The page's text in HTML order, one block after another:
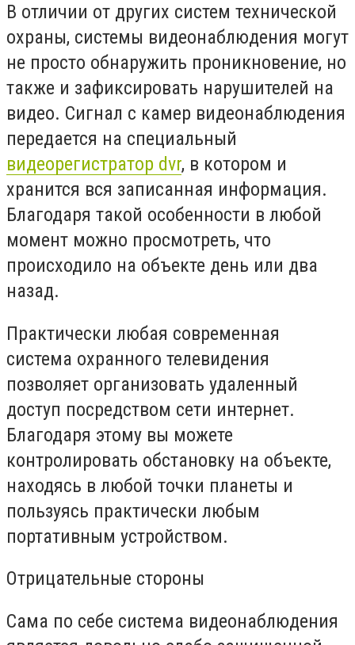
В отличии от других систем технической
охраны, системы видеонаблюдения могут
не просто обнаружить проникновение, но
также и зафиксировать нарушителей на
видео. Сигнал с камер видеонаблюдения
передается на специальный
видеорегистратор dvr, в котором и
хранится вся записанная информация.
Благодаря такой особенности в любой
момент можно просмотреть, что
происходило на объекте день или два
назад.
Практически любая современная
система охранного телевидения
позволяет организовать удаленный
доступ посредством сети интернет.
Благодаря этому вы можете
контролировать обстановку на объекте,
находясь в любой точки планеты и
пользуясь практически любым
портативным устройством.
Отрицательные стороны
Сама по себе система видеонаблюдения